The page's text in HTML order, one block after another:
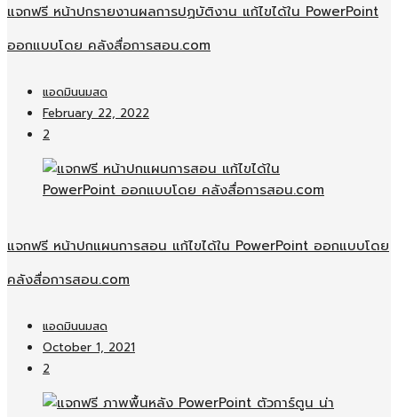
แจกฟรี หน้าปกรายงานผลการปฏบัติงาน แก้ไขได้ใน PowerPoint
ออกแบบโดย คลังสื่อการสอน.com
แอดมินนมสด
February 22, 2022
2
แจกฟรี หน้าปกแผนการสอน แก้ไขได้ใน PowerPoint ออกแบบโดย
คลังสื่อการสอน.com
แอดมินนมสด
October 1, 2021
2